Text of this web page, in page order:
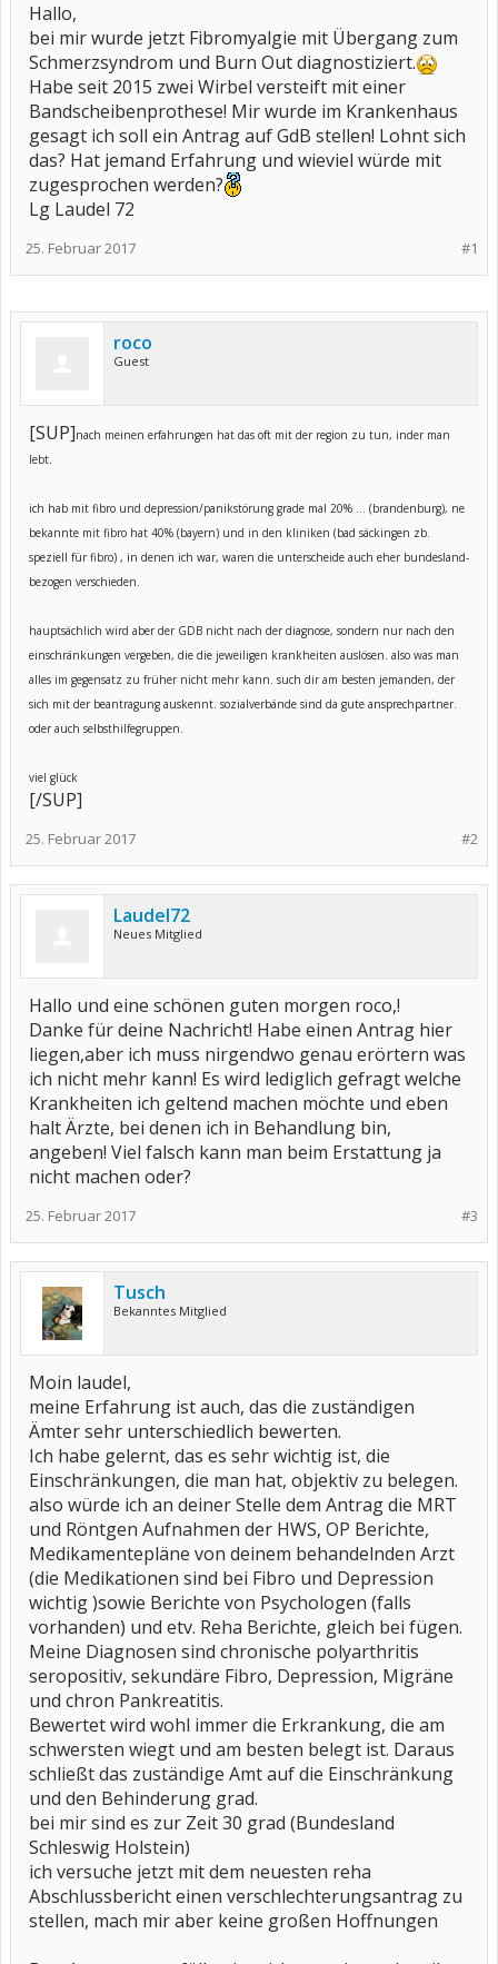
Hallo,
bei mir wurde jetzt Fibromyalgie mit Übergang zum
Schmerzsyndrom und Burn Out diagnostiziert.
Habe seit 2015 zwei Wirbel versteift mit einer
Bandscheibenprothese! Mir wurde im Krankenhaus
gesagt ich soll ein Antrag auf GdB stellen! Lohnt sich
das? Hat jemand Erfahrung und wieviel würde mit
zugesprochen werden?
Lg Laudel 72
#1
25. Februar 2017
roco
Guest
[SUP]nach meinen erfahrungen hat das oft mit der region zu tun, inder man
lebt.
ich hab mit fibro und depression/panikstörung grade mal 20% ... (brandenburg), ne
bekannte mit fibro hat 40% (bayern) und in den kliniken (bad säckingen zb.
speziell für fibro) , in denen ich war, waren die unterscheide auch eher bundesland-
bezogen verschieden.
hauptsächlich wird aber der GDB nicht nach der diagnose, sondern nur nach den
einschränkungen vergeben, die die jeweiligen krankheiten auslösen. also was man
alles im gegensatz zu früher nicht mehr kann. such dir am besten jemanden, der
sich mit der beantragung auskennt. sozialverbände sind da gute ansprechpartner.
oder auch selbsthilfegruppen.
viel glück
[/SUP]
#2
25. Februar 2017
Laudel72
Neues Mitglied
Hallo und eine schönen guten morgen roco,!
Danke für deine Nachricht! Habe einen Antrag hier
liegen,aber ich muss nirgendwo genau erörtern was
ich nicht mehr kann! Es wird lediglich gefragt welche
Krankheiten ich geltend machen möchte und eben
halt Ärzte, bei denen ich in Behandlung bin,
angeben! Viel falsch kann man beim Erstattung ja
nicht machen oder?
#3
25. Februar 2017
Tusch
Bekanntes Mitglied
Moin laudel,
meine Erfahrung ist auch, das die zuständigen
Ämter sehr unterschiedlich bewerten.
Ich habe gelernt, das es sehr wichtig ist, die
Einschränkungen, die man hat, objektiv zu belegen.
also würde ich an deiner Stelle dem Antrag die MRT
und Röntgen Aufnahmen der HWS, OP Berichte,
Medikamentepläne von deinem behandelnden Arzt
(die Medikationen sind bei Fibro und Depression
wichtig )sowie Berichte von Psychologen (falls
vorhanden) und etv. Reha Berichte, gleich bei fügen.
Meine Diagnosen sind chronische polyarthritis
seropositiv, sekundäre Fibro, Depression, Migräne
und chron Pankreatitis.
Bewertet wird wohl immer die Erkrankung, die am
schwersten wiegt und am besten belegt ist. Daraus
schließt das zuständige Amt auf die Einschränkung
und den Behinderung grad.
bei mir sind es zur Zeit 30 grad (Bundesland
Schleswig Holstein)
ich versuche jetzt mit dem neuesten reha
Abschlussbericht einen verschlechterungsantrag zu
stellen, mach mir aber keine großen Hoffnungen